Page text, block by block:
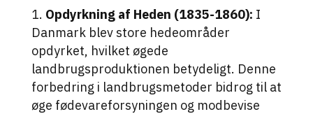
Opdyrkning af Heden (1835-1860): I
Danmark blev store hedeområder
opdyrket, hvilket øgede
landbrugsproduktionen betydeligt. Denne
forbedring i landbrugsmetoder bidrog til at
øge fødevareforsyningen og modbevise